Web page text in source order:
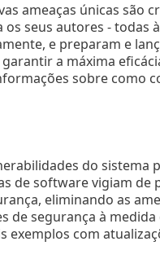
ameaças únicas são
seus autores - todas
e preparam e
a máxima
sobre como
do sistema
de software vigiam
eliminando as
de segurança à
com